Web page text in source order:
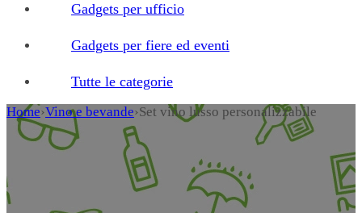
Gadgets per ufficio
Gadgets per fiere ed eventi
Tutte le categorie
Home›Vino e bevande›Set vino lusso personalizzabile